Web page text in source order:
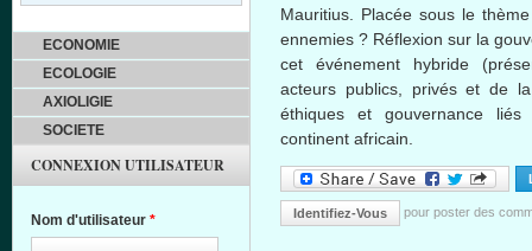
Mauritius. Placée sous le
ennemies ? Réflexion sur la
cet événement hybride
acteurs publics, privés et de
éthiques et gouvernance
continent africain.
Identifiez-Vous pour poster des
ECONOMIE
ECOLOGIE
AXIOLIGIE
SOCIETE
CONNEXION UTILISATEUR
Nom d'utilisateur *